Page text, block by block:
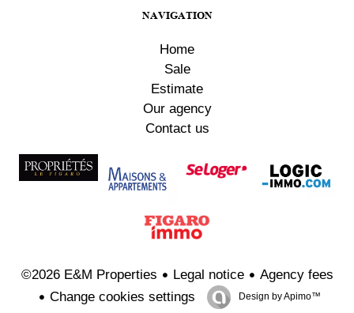
NAVIGATION
Home
Sale
Estimate
Our agency
Contact us
©2026 E&M Properties Legal notice
Agency fees
Change cookies settings
Design byApimo™